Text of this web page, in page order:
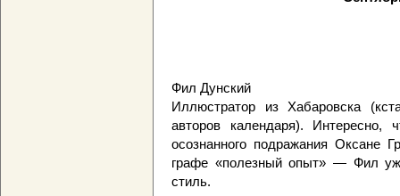
Фил Дунский
Иллюстратор из Хабаровска
авторов календаря).
осознанного подражания Оксане
графе «полезный опыт» — Фил
стиль.